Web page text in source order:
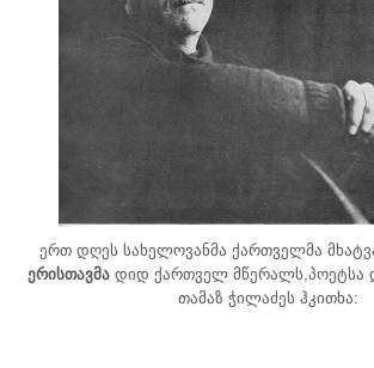
ერთ დღეს სახელოვანმა ქართველმა
ერისთავმა დიდ ქართველ მწერალს,პოეტსა
თამაზ ჭილაძეს ჰკითხა: